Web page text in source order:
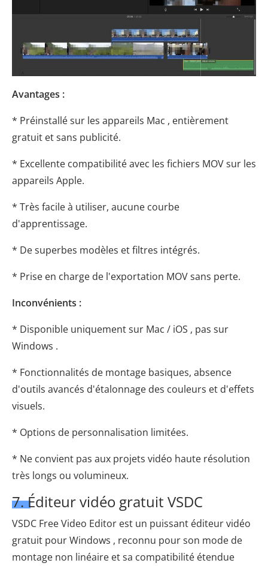
Avantages :
* Préinstallé sur les appareils Mac , entièrement
gratuit et sans publicité.
* Excellente compatibilité avec les fichiers MOV sur les
appareils Apple.
* Très facile à utiliser, aucune courbe
d'apprentissage.
* De superbes modèles et filtres intégrés.
* Prise en charge de l'exportation MOV sans perte.
Inconvénients :
* Disponible uniquement sur Mac / iOS , pas sur
Windows .
* Fonctionnalités de montage basiques, absence
d'outils avancés d'étalonnage des couleurs et d'effets
visuels.
* Options de personnalisation limitées.
* Ne convient pas aux projets vidéo haute résolution
très longs ou volumineux.
7. Éditeur vidéo gratuit VSDC
VSDC Free Video Editor est un puissant éditeur vidéo
gratuit pour Windows , reconnu pour son mode de
montage non linéaire et sa compatibilité étendue